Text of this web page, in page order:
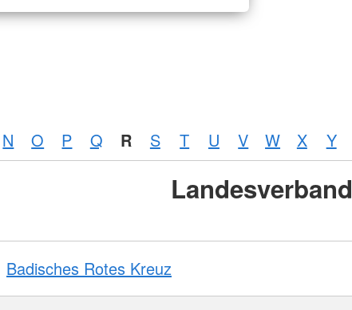
N O P Q R S T U V W X Y
Landesverband
Badisches Rotes Kreuz